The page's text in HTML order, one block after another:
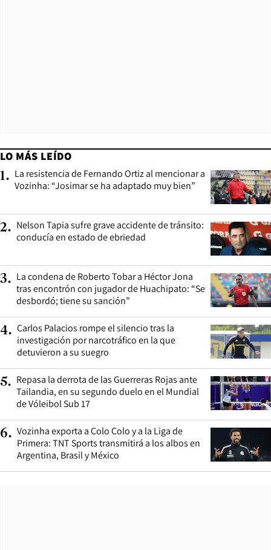
LO MÁS LEÍDO
1. La resistencia de Fernando Ortiz al mencionar a
Vozinha: “Josimar se ha adaptado muy bien”
2. Nelson Tapia sufre grave accidente de tránsito:
conducía en estado de ebriedad
3. La condena de Roberto Tobar a Héctor Jona
tras encontrón con jugador de Huachipato: “Se
desbordó; tiene su sanción”
4. Carlos Palacios rompe el silencio tras la
investigación por narcotráfico en la que
detuvieron a su suegro
5. Repasa la derrota de las Guerreras Rojas ante
Tailandia, en su segundo duelo en el Mundial
de Vóleibol Sub 17
6. Vozinha exporta a Colo Colo y a la Liga de
Primera: TNT Sports transmitirá a los albos en
Argentina, Brasil y México